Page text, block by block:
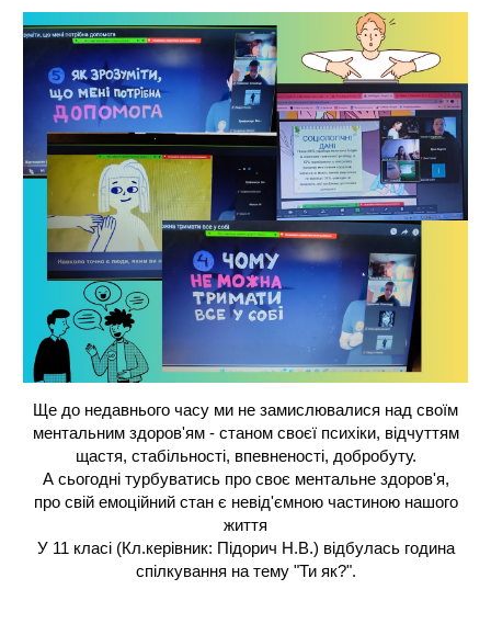
Ще до недавнього часу ми не замислювалися над своїм
ментальним здоров'ям - станом своєї психіки, відчуттям
щастя, стабільності, впевненості, добробуту.
А сьогодні турбуватись про своє ментальне здоров'я,
про свій емоційний стан є невід'ємною частиною нашого
життя
У 11 класі (Кл.керівник: Підорич Н.В.) відбулась година
спілкування на тему "Ти як?".